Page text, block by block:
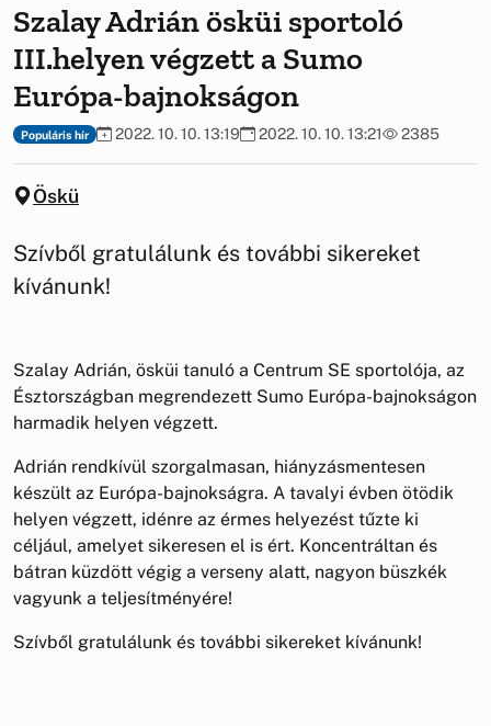
Szalay Adrián ösküi sportoló
III.helyen végzett a Sumo
Európa-bajnokságon
Populáris hír 2022. 10. 10. 13:19 2022. 10. 10. 13:21 2385
Öskü
Szívből gratulálunk és további sikereket
kívánunk!
Szalay Adrián, ösküi tanuló a Centrum SE sportolója, az
Észtországban megrendezett Sumo Európa-bajnokságon
harmadik helyen végzett.
Adrián rendkívül szorgalmasan, hiányzásmentesen
készült az Európa-bajnokságra. A tavalyi évben ötödik
helyen végzett, idénre az érmes helyezést tűzte ki
céljául, amelyet sikeresen el is ért. Koncentráltan és
bátran küzdött végig a verseny alatt, nagyon büszkék
vagyunk a teljesítményére!
Szívből gratulálunk és további sikereket kívánunk!